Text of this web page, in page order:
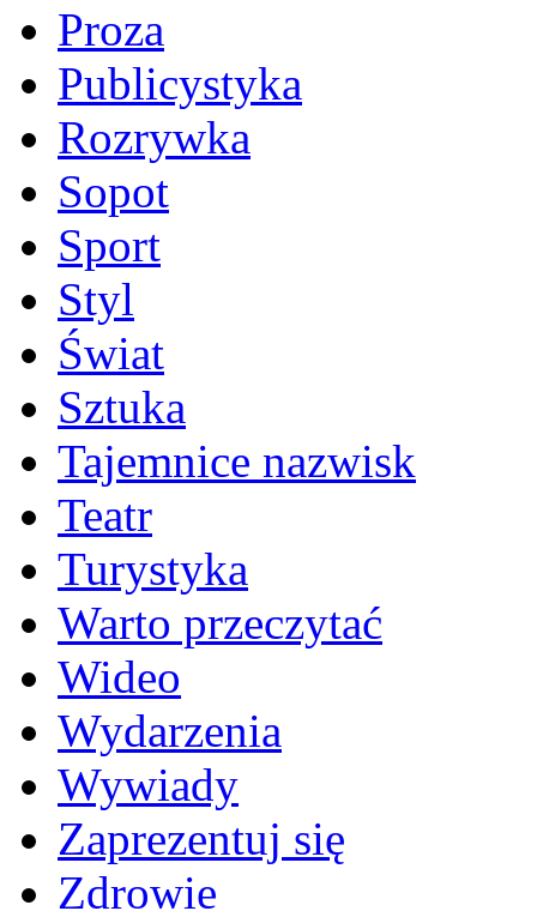
Proza
Publicystyka
Rozrywka
Sopot
Sport
Styl
Świat
Sztuka
Tajemnice nazwisk
Teatr
Turystyka
Warto przeczytać
Wideo
Wydarzenia
Wywiady
Zaprezentuj się
Zdrowie